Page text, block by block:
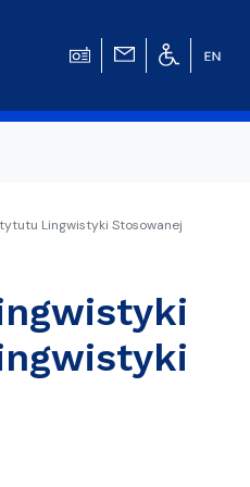
Lingwistyki Stosowanej